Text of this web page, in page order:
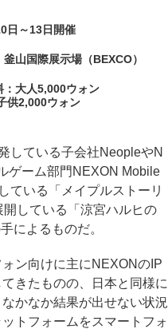
日～13日開催
釜山国際展示場（BEXCO）
：大人5,000ウォン
供2,000ウォン
している子会社NeopleやN
ゲーム部門NEXON Mobile
ている「メイプルストーリ
している「涼宮ハルヒの
によるものだ。
ン向けに主にNEXONのIP
きたものの、日本と同様に
かなか結果が出せない状況
トフォームをスマートフォ